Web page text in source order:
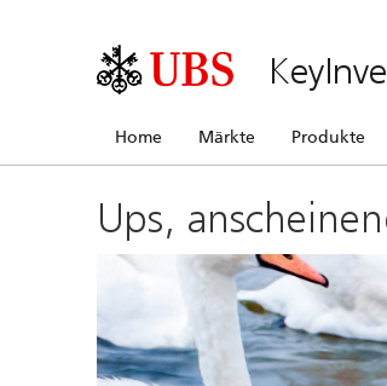
Home Märkte Produkte
Ups,